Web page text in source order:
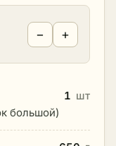
− +
большой)
1 шт